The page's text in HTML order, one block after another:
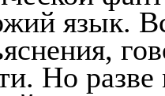
язык.
Но